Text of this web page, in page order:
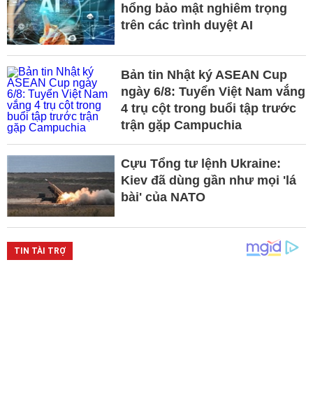
hổng bảo mật nghiêm trọng
trên các trình duyệt AI
Bản tin Nhật ký ASEAN Cup
ngày 6/8: Tuyển Việt Nam vắng
4 trụ cột trong buổi tập trước
trận gặp Campuchia
Cựu Tổng tư lệnh Ukraine:
Kiev đã dùng gần như mọi 'lá
bài' của NATO